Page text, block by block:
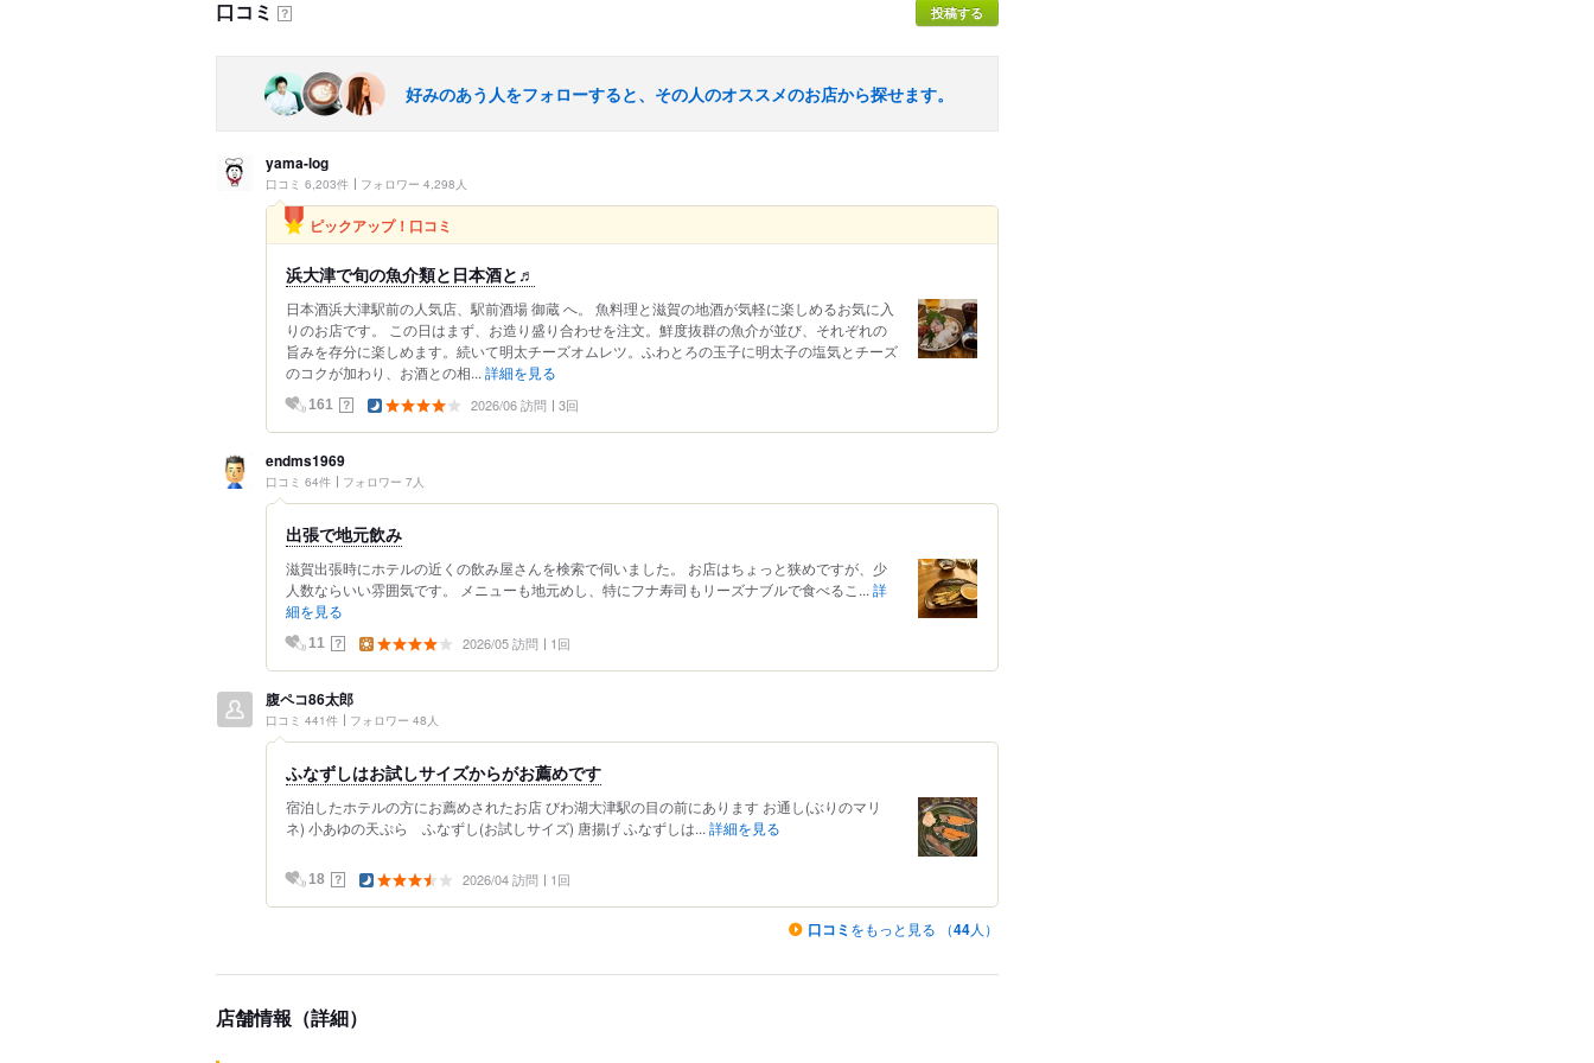
口コミ ？ 投稿する
好みのあう人をフォローすると、その人のオススメのお店から探せます。
yama-log
口コミ 6,203件 フォロワー 4,298人
ピックアップ！口コミ
浜大津で旬の魚介類と日本酒と♬
日本酒浜大津駅前の人気店、駅前酒場 御蔵 へ。 魚料理と滋賀の地酒が気軽に楽しめるお気に入
りのお店です。 この日はまず、お造り盛り合わせを注文。鮮度抜群の魚介が並び、それぞれの
旨みを存分に楽しめます。続いて明太チーズオムレツ。ふわとろの玉子に明太子の塩気とチーズ
のコクが加わり、お酒との相... 詳細を見る
161 ？ 2026/06 訪問 3回
endms1969
口コミ 64件 フォロワー 7人
出張で地元飲み
滋賀出張時にホテルの近くの飲み屋さんを検索で伺いました。 お店はちょっと狭めですが、少
人数ならいい雰囲気です。 メニューも地元めし、特にフナ寿司もリーズナブルで食べるこ... 詳
細を見る
11 ？ 2026/05 訪問 1回
腹ペコ86太郎
口コミ 441件 フォロワー 48人
ふなずしはお試しサイズからがお薦めです
宿泊したホテルの方にお薦めされたお店 びわ湖大津駅の目の前にあります お通し(ぶりのマリ
ネ) 小あゆの天ぷら ふなずし(お試しサイズ) 唐揚げ ふなずしは... 詳細を見る
18 ？ 2026/04 訪問 1回
口コミ をもっと見る （44人）
店舗情報（詳細）